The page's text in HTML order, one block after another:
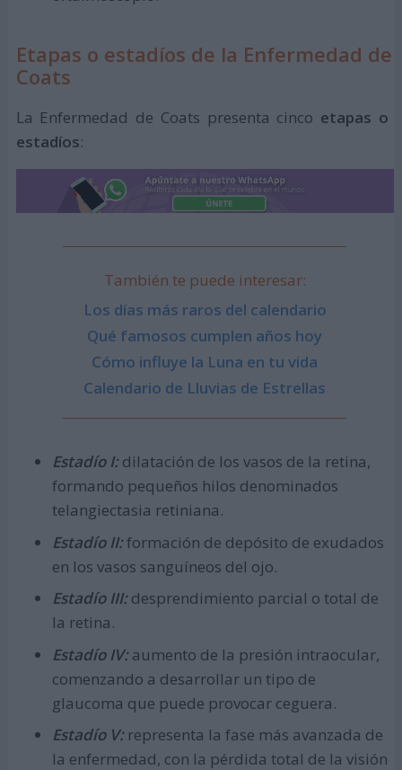
Etapas o estadíos de la Enfermedad de
Coats
La Enfermedad de Coats presenta cinco etapas o
estadíos:
También te puede interesar:
Los días más raros del calendario
Qué famosos cumplen años hoy
Cómo influye la Luna en tu vida
Calendario de Lluvias de Estrellas
Estadío I:dilatación de los vasos de la retina,
formando pequeños hilos denominados
telangiectasia retiniana.
Estadío II:formación de depósito de exudados
en los vasos sanguíneos del ojo.
Estadío III:desprendimiento parcial o total de
la retina.
Estadío IV:aumento de la presión intraocular,
comenzando a desarrollar un tipo de
glaucoma que puede provocar ceguera.
Estadío V:representa la fase más avanzada de
la enfermedad, con la pérdida total de la visión